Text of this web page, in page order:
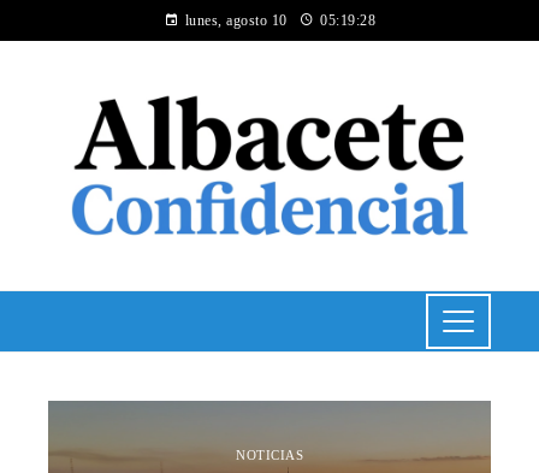
lunes, agosto 10 05:19:29
NOTICIAS